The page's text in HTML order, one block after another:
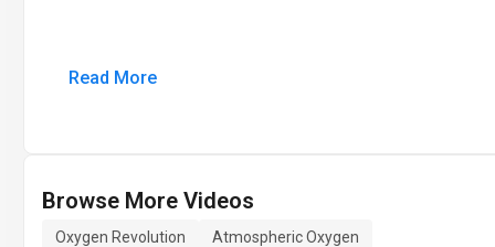
Read More
Browse More Videos
Oxygen Revolution
Atmospheric Oxygen